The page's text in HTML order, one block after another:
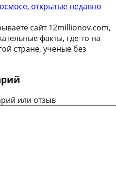
открытые недавно
сайт 12millionov.com,
факты, где-то на
стране, ученые без
или отзыв